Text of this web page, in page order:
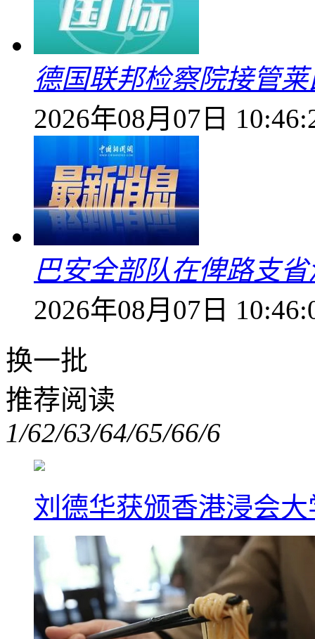
德国联邦检察院接管
2026年08月07日
巴安全部队在俾路支
2026年08月07日
换一批
推荐阅读
1/62/63/64/65/66/6
刘德华获颁香港浸会